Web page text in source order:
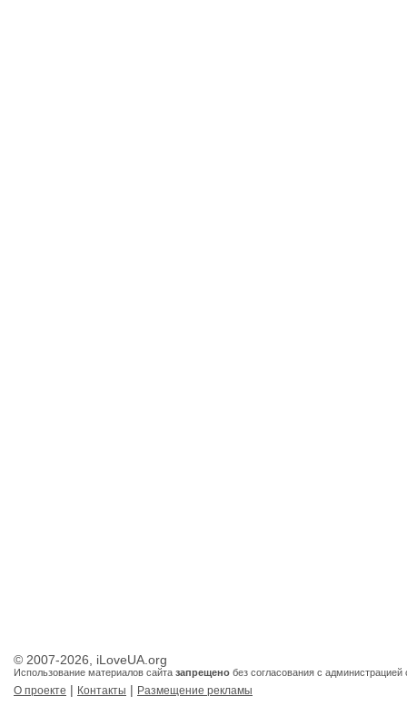
© 2007-2026, iLoveUA.org
Использование материалов сайта запрещено без согласования с администрацией
О проекте | Контакты | Размещение рекламы